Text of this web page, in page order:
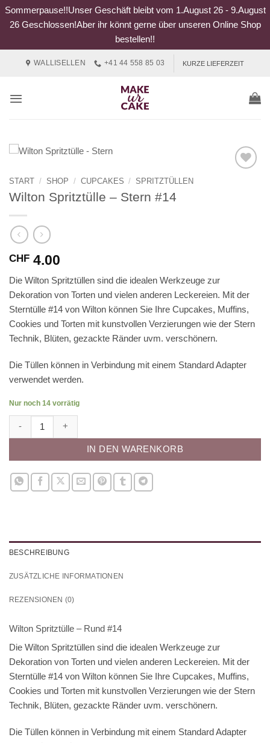
Sommerpause!!Unser Geschäft bleibt vom 1.August 26 - 9.August
26 Geschlossen!Aber ihr könnt gerne über unseren Online Shop
bestellen!!
WALLISELLEN +41 44 558 85 03 KURZE LIEFERZEIT
START / SHOP / CUPCAKES / SPRITZTÜLLEN
Wilton Spritztülle – Stern #14
CHF 4.00
Die Wilton Spritztüllen sind die idealen Werkzeuge zur
Dekoration von Torten und vielen anderen Leckereien. Mit der
Sterntülle #14 von Wilton können Sie Ihre Cupcakes, Muffins,
Cookies und Torten mit kunstvollen Verzierungen wie der Stern
Technik, Blüten, gezackte Ränder uvm. verschönern.
Die Tüllen können in Verbindung mit einem Standard Adapter
verwendet werden.
Nur noch 14 vorrätig
IN DEN WARENKORB
BESCHREIBUNG
ZUSÄTZLICHE INFORMATIONEN
REZENSIONEN (0)
Wilton Spritztülle – Rund #14
Die Wilton Spritztüllen sind die idealen Werkzeuge zur
Dekoration von Torten und vielen anderen Leckereien. Mit der
Sterntülle #14 von Wilton können Sie Ihre Cupcakes, Muffins,
Cookies und Torten mit kunstvollen Verzierungen wie der Stern
Technik, Blüten, gezackte Ränder uvm. verschönern.
Die Tüllen können in Verbindung mit einem Standard Adapter